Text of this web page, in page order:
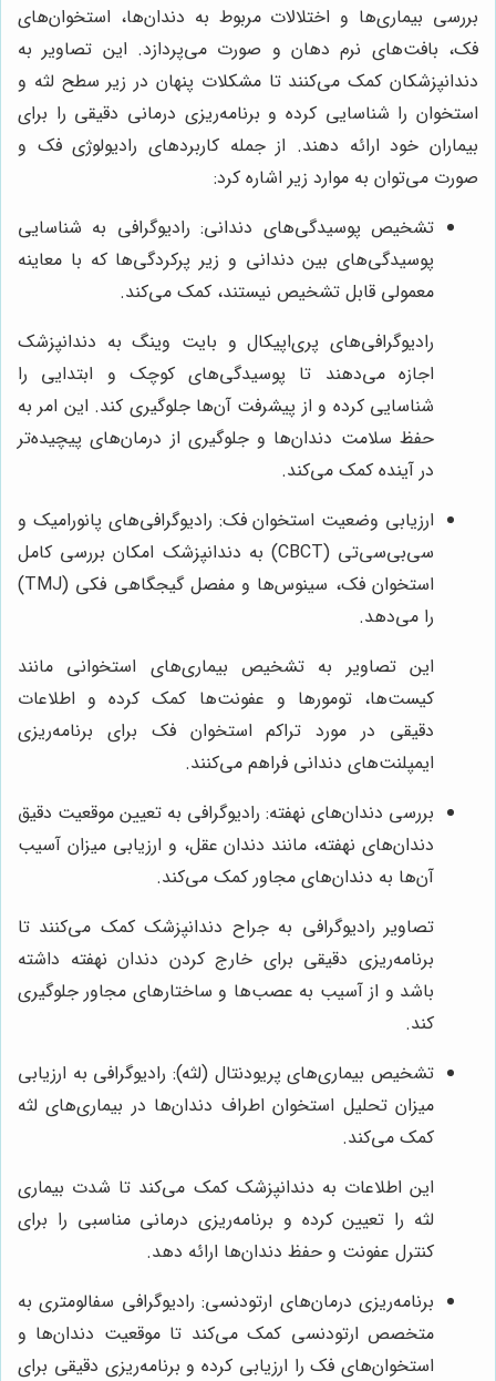
بررسی بیماری‌ها و اختلالات مربوط به دندان‌ها، استخوان‌های
فک، بافت‌های نرم دهان و صورت می‌پردازد. این تصاویر به
دندانپزشکان کمک می‌کنند تا مشکلات پنهان در زیر سطح لثه و
استخوان را شناسایی کرده و برنامه‌ریزی درمانی دقیقی را برای
بیماران خود ارائه دهند. از جمله کاربردهای رادیولوژی فک و
صورت می‌توان به موارد زیر اشاره کرد:
تشخیص پوسیدگی‌های دندانی: رادیوگرافی به شناسایی
پوسیدگی‌های بین دندانی و زیر پرکردگی‌ها که با معاینه
معمولی قابل تشخیص نیستند، کمک می‌کند.
رادیوگرافی‌های پری‌اپیکال و بایت وینگ به دندانپزشک
اجازه می‌دهند تا پوسیدگی‌های کوچک و ابتدایی را
شناسایی کرده و از پیشرفت آن‌ها جلوگیری کند. این امر به
حفظ سلامت دندان‌ها و جلوگیری از درمان‌های پیچیده‌تر
در آینده کمک می‌کند.
ارزیابی وضعیت استخوان فک: رادیوگرافی‌های پانورامیک و
سی‌بی‌سی‌تی (CBCT) به دندانپزشک امکان بررسی کامل
استخوان فک، سینوس‌ها و مفصل گیجگاهی فکی (TMJ)
را می‌دهد.
این تصاویر به تشخیص بیماری‌های استخوانی مانند
کیست‌ها، تومورها و عفونت‌ها کمک کرده و اطلاعات
دقیقی در مورد تراکم استخوان فک برای برنامه‌ریزی
ایمپلنت‌های دندانی فراهم می‌کنند.
بررسی دندان‌های نهفته: رادیوگرافی به تعیین موقعیت دقیق
دندان‌های نهفته، مانند دندان عقل، و ارزیابی میزان آسیب
آن‌ها به دندان‌های مجاور کمک می‌کند.
تصاویر رادیوگرافی به جراح دندانپزشک کمک می‌کنند تا
برنامه‌ریزی دقیقی برای خارج کردن دندان نهفته داشته
باشد و از آسیب به عصب‌ها و ساختارهای مجاور جلوگیری
کند.
تشخیص بیماری‌های پریودنتال (لثه): رادیوگرافی به ارزیابی
میزان تحلیل استخوان اطراف دندان‌ها در بیماری‌های لثه
کمک می‌کند.
این اطلاعات به دندانپزشک کمک می‌کند تا شدت بیماری
لثه را تعیین کرده و برنامه‌ریزی درمانی مناسبی را برای
کنترل عفونت و حفظ دندان‌ها ارائه دهد.
برنامه‌ریزی درمان‌های ارتودنسی: رادیوگرافی سفالومتری به
متخصص ارتودنسی کمک می‌کند تا موقعیت دندان‌ها و
استخوان‌های فک را ارزیابی کرده و برنامه‌ریزی دقیقی برای